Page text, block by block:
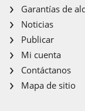
Garantías de
Noticias
Publicar
Mi cuenta
Contáctanos
Mapa de sitio